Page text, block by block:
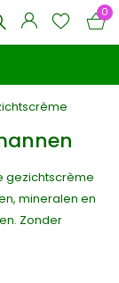
0
gezichtscrème
mineralen en
Zonder